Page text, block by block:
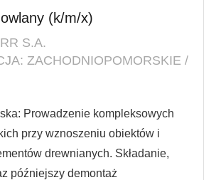
(k/m/x)
S.A.
ZACHODNIOPOMORSKIE /
Prowadzenie kompleksowych
przy wznoszeniu obiektów i
drewnianych. Składanie,
późniejszy demontaż